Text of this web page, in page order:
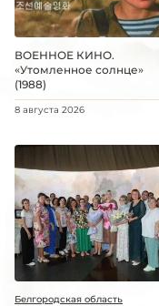
ВОЕННОЕ КИНО.
«Утомленное солнце»
(1988)
8 августа 2026
Белгородская область